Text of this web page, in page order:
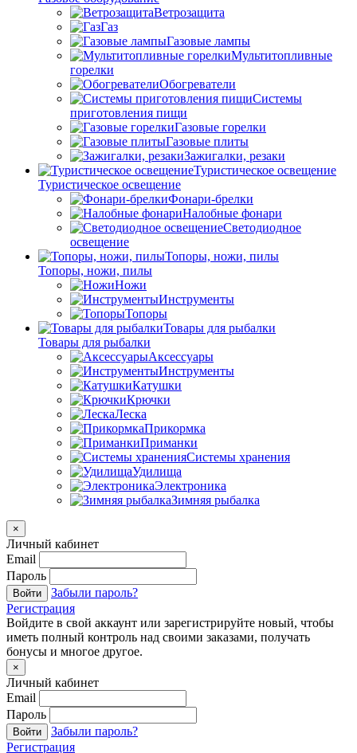
Ветрозащита
Газ
Газовые лампы
Мультитопливные
горелки
Обогреватели
Системы
приготовления пищи
Газовые горелки
Газовые плиты
Зажигалки, резаки
Туристическое освещение
Туристическое освещение
Фонари-брелки
Налобные фонари
Светодиодное
освещение
Топоры, ножи, пилы
Топоры, ножи, пилы
Ножи
Инструменты
Топоры
Товары для рыбалки
Товары для рыбалки
Аксессуары
Инструменты
Катушки
Крючки
Леска
Прикормка
Приманки
Системы хранения
Удилища
Электроника
Зимняя рыбалка
×
Личный кабинет
Email
Пароль
Войти
Забыли пароль?
Регистрация
Войдите в свой аккаунт или зарегистрируйте новый, чтобы
иметь полный контроль над своими заказами, получать
бонусы и многое другое.
×
Личный кабинет
Email
Пароль
Войти
Забыли пароль?
Регистрация